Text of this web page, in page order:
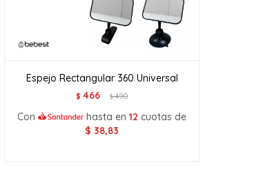
Espejo Rectangular 360 Universal
$ 466 $490
Con hasta en12 cuotas de
$ 38,83